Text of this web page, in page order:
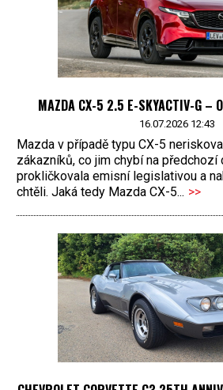
MAZDA CX-5 2.5 E-SKYACTIV-G –
16.07.2026 12:43
Mazda v případě typu CX-5
zákazníků, co jim chybí na předchozí
prokličkovala emisní legislativou a
chtěli. Jaká tedy Mazda CX-5... >>